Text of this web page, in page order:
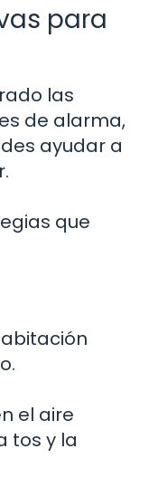
para
las
de alarma,
ayudar a
que
el aire
tos y la